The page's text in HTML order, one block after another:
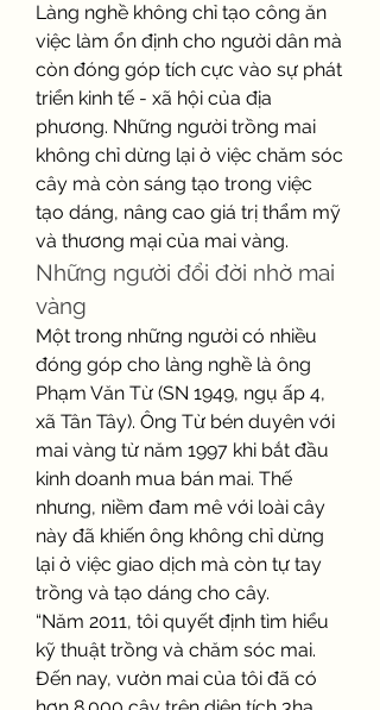
Làng nghề không chỉ tạo công ăn
việc làm ổn định cho người dân mà
còn đóng góp tích cực vào sự phát
triển kinh tế - xã hội của địa
phương. Những người trồng mai
không chỉ dừng lại ở việc chăm sóc
cây mà còn sáng tạo trong việc
tạo dáng, nâng cao giá trị thẩm mỹ
và thương mại của mai vàng.
Những người đổi đời nhờ mai
vàng
Một trong những người có nhiều
đóng góp cho làng nghề là ông
Phạm Văn Từ (SN 1949, ngụ ấp 4,
xã Tân Tây). Ông Từ bén duyên với
mai vàng từ năm 1997 khi bắt đầu
kinh doanh mua bán mai. Thế
nhưng, niềm đam mê với loài cây
này đã khiến ông không chỉ dừng
lại ở việc giao dịch mà còn tự tay
trồng và tạo dáng cho cây.
“Năm 2011, tôi quyết định tìm hiểu
kỹ thuật trồng và chăm sóc mai.
Đến nay, vườn mai của tôi đã có